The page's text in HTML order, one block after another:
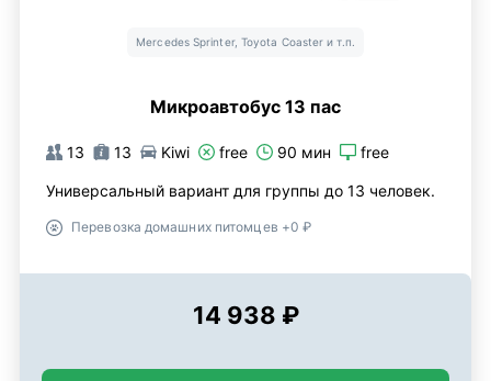
Mercedes Sprinter, Toyota Coaster и т.п.
Микроавтобус 13 пас
13 13 Kiwi free 90 мин free
Универсальный вариант для группы до 13 человек.
Перевозка домашних питомцев +0 ₽
14 938 ₽